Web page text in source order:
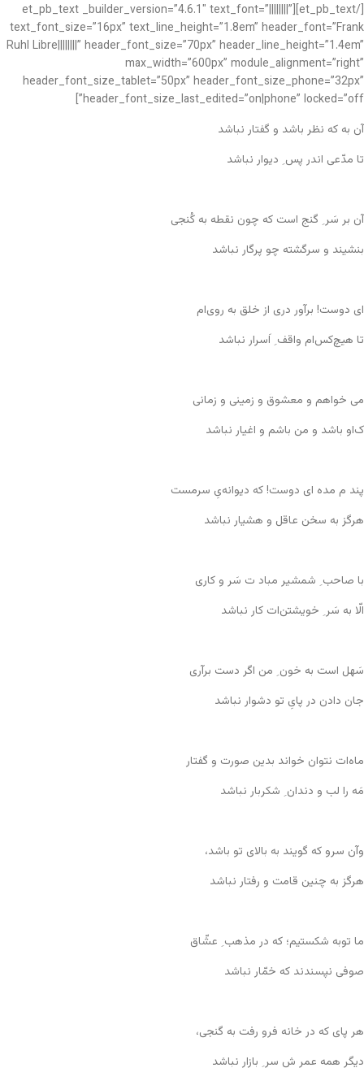
[/et_pb_text][et_pb_text _builder_version=”4.6.1″ text_font=”||||||||”
text_font_size=”16px” text_line_height=”1.8em” header_font=”Frank
Ruhl Libre||||||||” header_font_size=”70px” header_line_height=”1.4em”
max_width=”600px” module_alignment=”right”
header_font_size_tablet=”50px” header_font_size_phone=”32px”
header_font_size_last_edited=”on|phone” locked=”off”]
آن به که نظر باشد و گفتار نباشد
تا مدّعی اندر پس ِ دیوار نباشد
آن بر سَر ِ گنج است که چون نقطه به کُنجی
بنشیند و سرگشته چو پرگار نباشد
ای دوست! برآور دری از خلق به روی‌ام
تا هیچ‌کس‌ام واقف ِ اَسرار نباشد
می خواهم و معشوق و زمینی و زمانی
ک‌او باشد و من باشم و اغیار نباشد
پند م مده ای دوست! که دیوانه‌یِ سرمست
هرگز به سخن عاقل و هشیار نباشد
با صاحب ِ شمشیر مباد ت سَر و کاری
الّا به سَر ِ خویشتن‌ات کار نباشد
سَهل است به خون ِ من اگر دست برآری
جان دادن در پایِ تو دشوار نباشد
ماه‌ات نتوان خواند بدین صورت و گفتار
مَه را لب و دندان ِ شکربار نباشد
و‌آن سرو که گویند به بالای تو باشد،
هرگز به چنین قامت و رفتار نباشد
ما توبه شکستیم؛ که در مذهب ِ عشّاق
صوفی نپسندند که خمّار نباشد
هر پای که در خانه فرو رفت به گنجی،
دیگر همه عمر ش سر ِ بازار نباشد